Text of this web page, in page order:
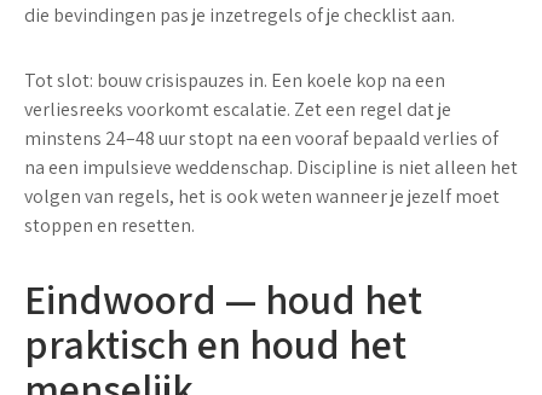
die bevindingen pas je inzetregels of je checklist aan.
Tot slot: bouw crisispauzes in. Een koele kop na een
verliesreeks voorkomt escalatie. Zet een regel dat je
minstens 24–48 uur stopt na een vooraf bepaald verlies of
na een impulsieve weddenschap. Discipline is niet alleen het
volgen van regels, het is ook weten wanneer je jezelf moet
stoppen en resetten.
Eindwoord — houd het
praktisch en houd het